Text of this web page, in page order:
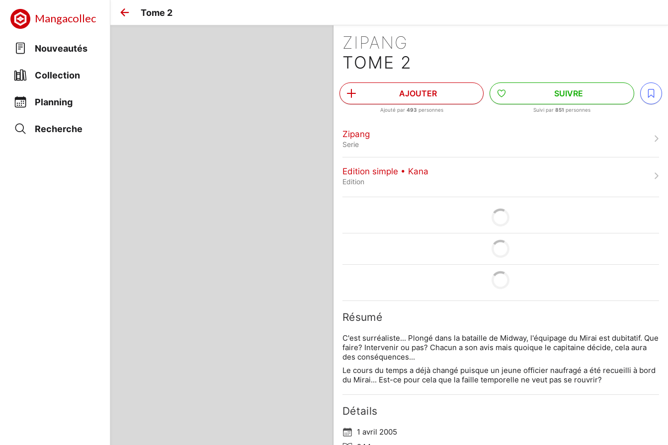
Mangacollec
Nouveautés
Collection
Planning
Recherche
Tome 2
ZIPANG
TOME 2
AJOUTER
Ajouté par 493 personnes
SUIVRE
Suivi par851 personnes
Zipang
Serie
Edition simple • Kana
Edition
Résumé
C'est surréaliste... Plongé dans la bataille de Midway, l'équipage du Mirai est dubitatif. Que
faire? Intervenir ou pas? Chacun a son avis mais quoique le capitaine décide, cela aura
des conséquences...
Le cours du temps a déjà changé puisque un jeune officier naufragé a été recueilli à bord
du Mirai... Est-ce pour cela que la faille temporelle ne veut pas se rouvrir?
Détails
1 avril 2005